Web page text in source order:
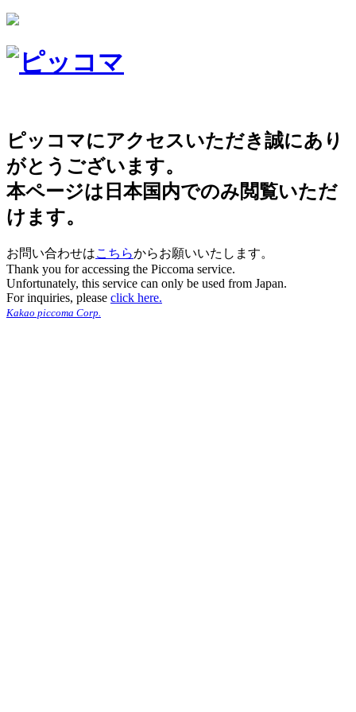
ピッコマにアクセスいただき誠にあり
がとうございます。
本ページは日本国内でのみ閲覧いただ
けます。
お問い合わせはこちらからお願いいたします。
Thank you for accessing the Piccoma service.
Unfortunately, this service can only be used from Japan.
For inquiries, please click here.
Kakao piccoma Corp.